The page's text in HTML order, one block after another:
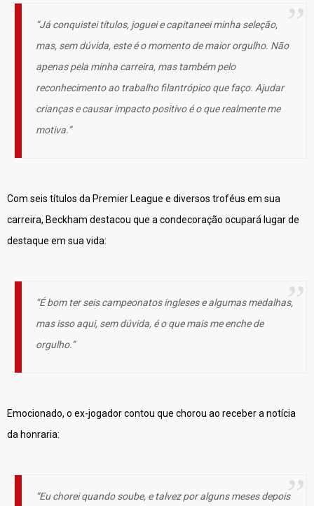
“Já conquistei títulos, joguei e capitaneei minha seleção,
mas, sem dúvida, este é o momento de maior orgulho. Não
apenas pela minha carreira, mas também pelo
reconhecimento ao trabalho filantrópico que faço. Ajudar
crianças e causar impacto positivo é o que realmente me
motiva.”
Com seis títulos da Premier League e diversos troféus em sua
carreira, Beckham destacou que a condecoração ocupará lugar de
destaque em sua vida:
“É bom ter seis campeonatos ingleses e algumas medalhas,
mas isso aqui, sem dúvida, é o que mais me enche de
orgulho.”
Emocionado, o ex-jogador contou que chorou ao receber a notícia
da honraria:
“Eu chorei quando soube, e talvez por alguns meses depois